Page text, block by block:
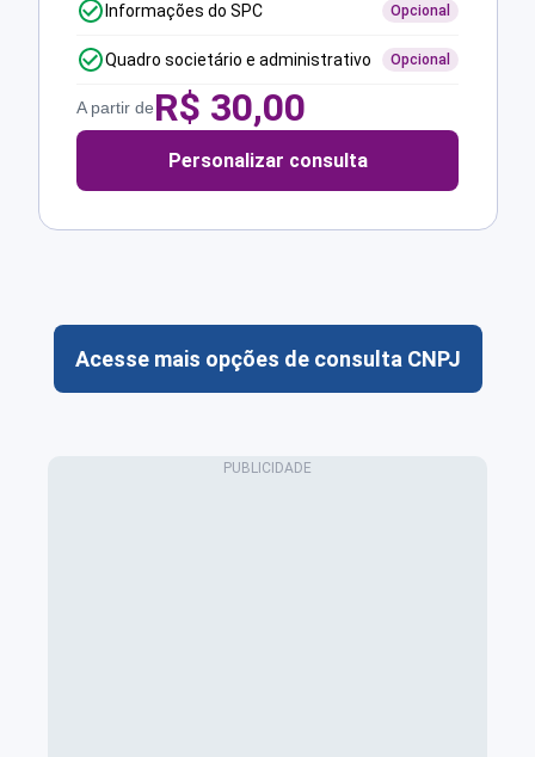
Informações do SPC Opcional
Quadro societário e administrativo Opcional
A partir deR$ 30,00
Personalizar consulta
Acesse mais opções de consulta CNPJ